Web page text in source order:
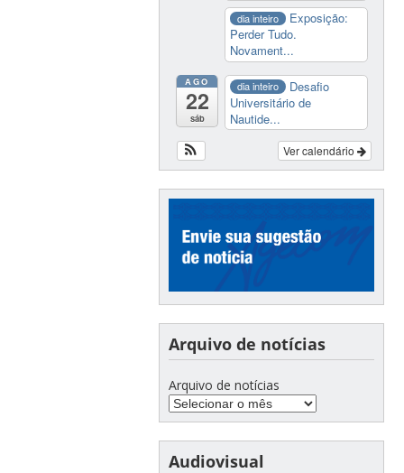
dia inteiro
Exposição:
Perder Tudo.
Novament...
AGO
22
sáb
dia inteiro
Desafio
Universitário de
Nautide...
Ver calendário
Arquivo de notícias
Arquivo de notícias
Audiovisual